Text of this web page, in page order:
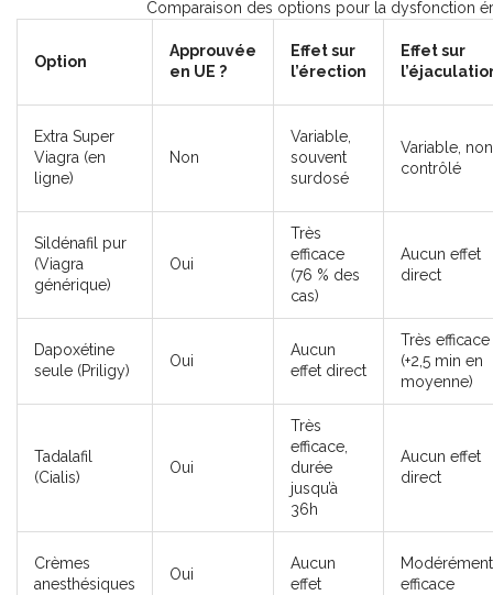
Comparaison des options pour la dysfonction
Option
Approuvée
en UE ?
Effet sur
l’érection
Effet sur
Extra Super
Viagra (en
ligne)
Non
Variable,
souvent
surdosé
Variable, non
contrôlé
Sildénafil pur
(Viagra
générique)
Oui
Très
efficace
(76 % des
cas)
Aucun effet
direct
Dapoxétine
seule (Priligy)
Oui
Aucun
effet direct
Très efficace
(+2,5 min en
moyenne)
Tadalafil
(Cialis)
Oui
Très
efficace,
durée
jusqu’à
36h
Aucun effet
direct
Crèmes
anesthésiques
Oui
Aucun
effet
Modérément
efficace